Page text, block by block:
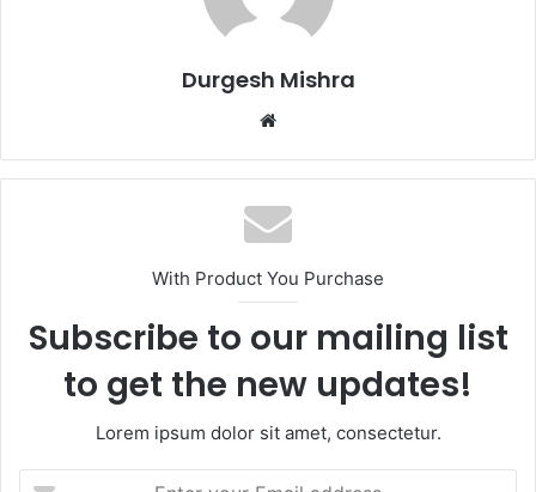
Durgesh Mishra
Website
With Product You Purchase
Subscribe to our mailing list
to get the new updates!
Lorem ipsum dolor sit amet, consectetur.